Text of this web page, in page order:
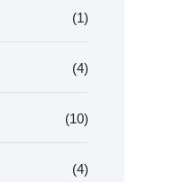
(1)
(4)
(10)
(4)